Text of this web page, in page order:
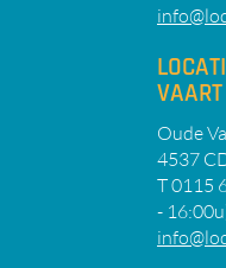
VAART
Oude
4537
T 0115
-